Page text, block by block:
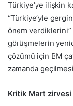
Türkiye’ye ilişkin
“Türkiye’yle
önem verdiklerini”
görüşmelerin
çözümü için BM
zamanda
Kritik Mart zirvesi